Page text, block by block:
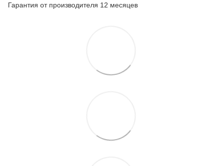
Гарантия от производителя 12 месяцев